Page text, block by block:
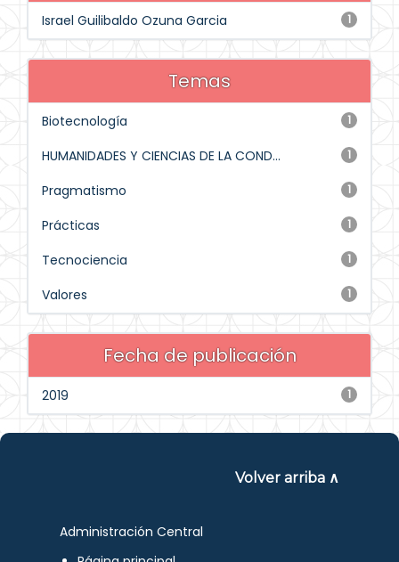
1
Israel Guilibaldo Ozuna Garcia
Temas
1
Biotecnología
1
HUMANIDADES Y CIENCIAS DE LA COND...
1
Pragmatismo
1
Prácticas
1
Tecnociencia
1
Valores
Fecha de publicación
1
2019
Volver arriba ∧
Administración Central